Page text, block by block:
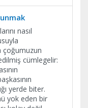
nasıl
çoğumuzun
cümlegelir:
yerde biter.
yok eden bir